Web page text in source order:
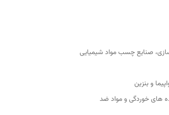
صنایع چسب مواد شیمیایی
و بنزین
های خوردگی و مواد ضد